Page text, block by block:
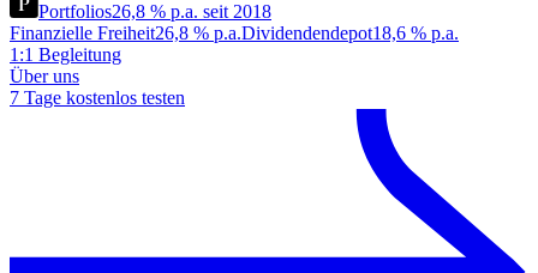
Portfolios26,8 % p.a. seit 2018
Finanzielle Freiheit26,8 % p.a.Dividendendepot18,6 % p.a.
1:1 Begleitung
Über uns
7 Tage kostenlos testen